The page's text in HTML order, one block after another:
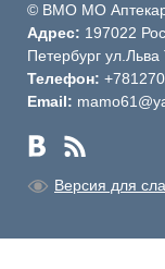
© ВМО МО
Адрес: 197022
Петербург ул.Льва
Телефон:
Email:
Версия для